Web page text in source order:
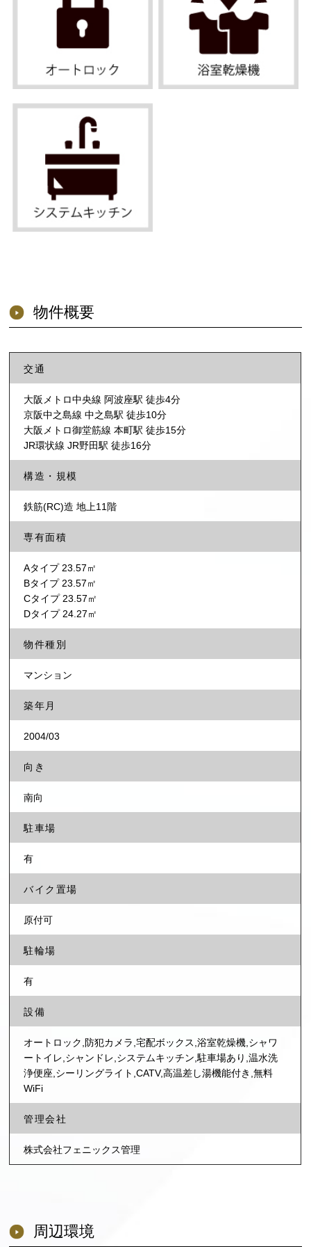
物件概要
交通
大阪メトロ中央線 阿波座駅 徒歩4分
京阪中之島線 中之島駅 徒歩10分
大阪メトロ御堂筋線 本町駅 徒歩15分
JR環状線 JR野田駅 徒歩16分
構造・規模
鉄筋(RC)造 地上11階
専有面積
Aタイプ 23.57㎡
Bタイプ 23.57㎡
Cタイプ 23.57㎡
Dタイプ 24.27㎡
物件種別
マンション
築年月
2004/03
向き
南向
駐車場
有
バイク置場
原付可
駐輪場
有
設備
オートロック,防犯カメラ,宅配ボックス,浴室乾燥機,シャワ
ートイレ,シャンドレ,システムキッチン,駐車場あり,温水洗
浄便座,シーリングライト,CATV,高温差し湯機能付き,無料
WiFi
管理会社
株式会社フェニックス管理
周辺環境